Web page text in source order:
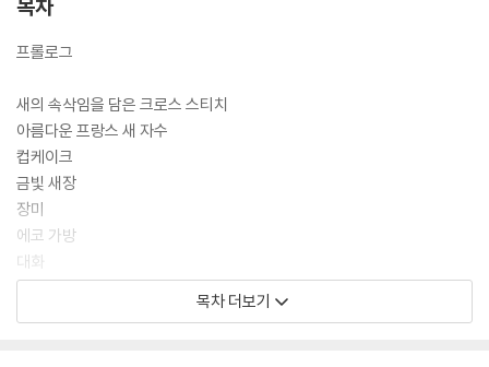
목차
프롤로그
새의 속삭임을 담은 크로스 스티치
아름다운 프랑스 새 자수
컵케이크
금빛 새장
장미
에코 가방
대화
모이통
목차 더보기